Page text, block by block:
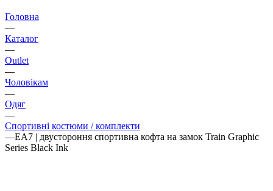
Головна
—
Каталог
—
Outlet
—
Чоловікам
—
Одяг
—
Спортивні костюми / комплекти
—EA7 | двустороння спортивна кофта на замок Train Graphic
Series Black Ink